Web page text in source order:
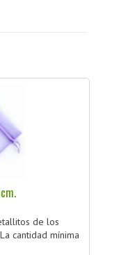
de los
cantidad mínima